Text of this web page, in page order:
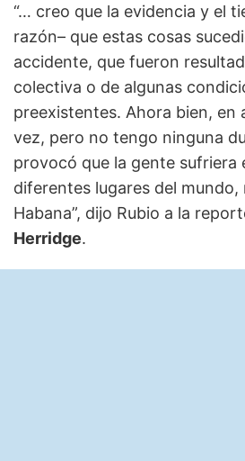
“… creo que la evidencia y el
razón– que estas cosas
accidente, que fueron
colectiva o de algunas
preexistentes. Ahora bien, en
vez, pero no tengo ninguna
provocó que la gente sufriera
diferentes lugares del mundo,
Habana”, dijo Rubio a la
Herridge.